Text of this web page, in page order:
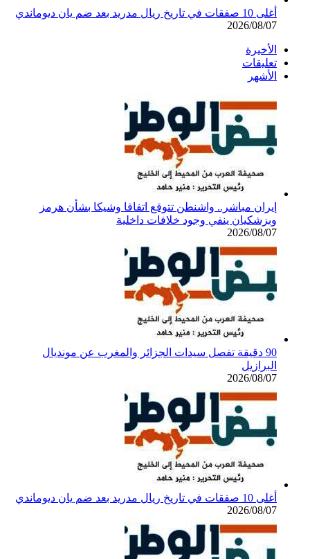
أغلى 10 صفقات في تاريخ ريال مدريد بعد ضم يان ديوماندي
2026/08/07
الأخيرة
تعليقات
الأشهر
إيران مباشر.. واشنطن تتوقع اتفاقا وشيكا بشأن هرمز
وبزشكيان ينفي وجود خلافات داخلية
2026/08/07
90 دقيقة تفصل سيدات الجزائر والمغرب عن مونديال
البرازيل
2026/08/07
أغلى 10 صفقات في تاريخ ريال مدريد بعد ضم يان ديوماندي
2026/08/07